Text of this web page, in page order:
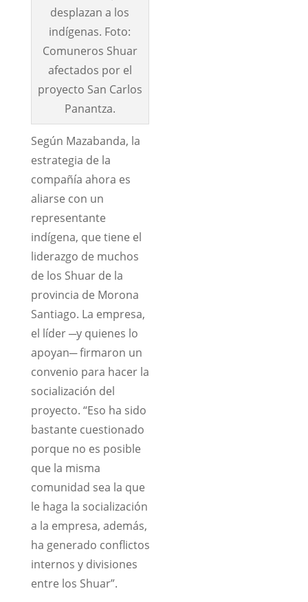
desplazan a los
indígenas. Foto:
Comuneros Shuar
afectados por el
proyecto San Carlos
Panantza.
Según Mazabanda, la
estrategia de la
compañía ahora es
aliarse con un
representante
indígena, que tiene el
liderazgo de muchos
de los Shuar de la
provincia de Morona
Santiago. La empresa,
el líder ─y quienes lo
apoyan─ firmaron un
convenio para hacer la
socialización del
proyecto. “Eso ha sido
bastante cuestionado
porque no es posible
que la misma
comunidad sea la que
le haga la socialización
a la empresa, además,
ha generado conflictos
internos y divisiones
entre los Shuar”.